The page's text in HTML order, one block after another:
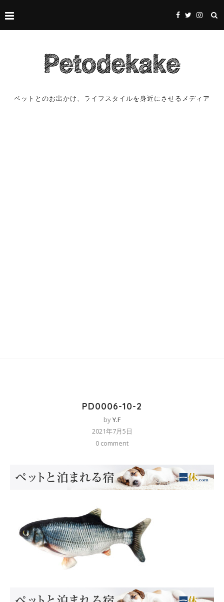
ペットとのお出かけ、ライフスタイルを身近にさせるメディア
PD0006-10-2
byY.F
2021年7月5日
0 comment